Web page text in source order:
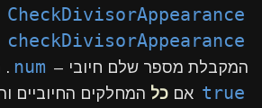
CheckDivisorAppearance
checkDivisorAppearance
המקבלת מספר שלם חיובי – num
.
true אם כל המחלקים החיוביים